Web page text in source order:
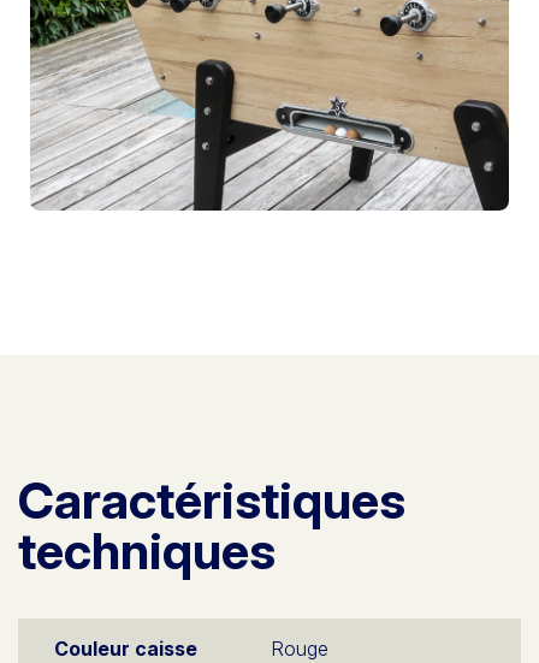
Caractéristiques
techniques
Couleur caisse Rouge